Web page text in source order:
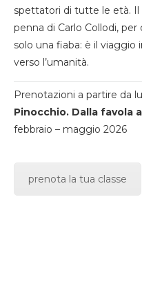
spettatori di tutte le età. Il
penna di Carlo Collodi,
solo una fiaba: è il viaggio
verso l’umanità.
Prenotazioni a partire da
Pinocchio. Dalla favola
febbraio – maggio 2026
prenota la tua classe